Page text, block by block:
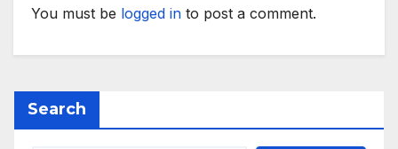
You must be logged in to post a comment.
Search